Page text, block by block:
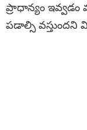
ప్రాధాన్యం ఇవ్వడం
పడాల్సి వస్తుందని